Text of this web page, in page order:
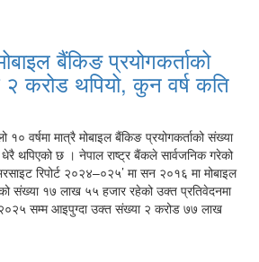
बैंकिङ प्रयोगकर्ताको
करोड थपियो, कुन वर्ष कति
१० वर्षमा मात्रै मोबाइल बैंकिङ प्रयोगकर्ताको संख्या
थपिएको छ । नेपाल राष्ट्र बैंकले सार्वजनिक गरेको
रिपोर्ट २०२४–०२५’ मा सन २०१६ मा मोबाइल
संख्या १७ लाख ५५ हजार रहेको उक्त प्रतिवेदनमा
सम्म आइपुग्दा उक्त संख्या २ करोड ७७ लाख